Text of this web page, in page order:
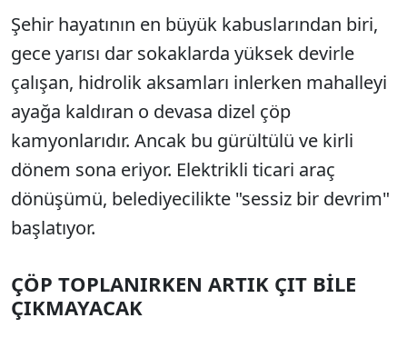
Şehir hayatının en büyük kabuslarından biri,
gece yarısı dar sokaklarda yüksek devirle
çalışan, hidrolik aksamları inlerken mahalleyi
ayağa kaldıran o devasa dizel çöp
kamyonlarıdır. Ancak bu gürültülü ve kirli
dönem sona eriyor. Elektrikli ticari araç
dönüşümü, belediyecilikte "sessiz bir devrim"
başlatıyor.
ÇÖP TOPLANIRKEN ARTIK ÇIT BİLE
ÇIKMAYACAK